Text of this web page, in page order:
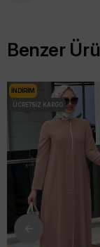
Benzer
İNDIRIM
ÜCRETSIZ KARGO